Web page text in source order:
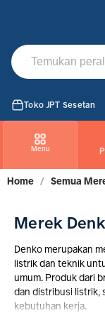
Toko JPT Sesetan
Menu
Home / Semua
Merek
Denko merupakan
listrik dan teknik
umum. Produk dari
dan distribusi listrik,
kebutuhan kerja.